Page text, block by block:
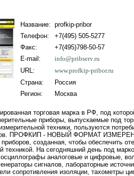
Название: profkip-pribor
Телефон:
+7(495) 505-5277
Факс:
+7(495)798-50-57
E-mail:
info@pribserv.ru
URL:
www.profkip-pribor.ru
Страна:
Россия
Регион:
Москва
торговая марка в РФ, под
приборы, выпускаемые под
техники, пользуются
ПРОФКИП - НОВЫЙ ФОРМАТ
созданная, чтобы обеспечить
техникой. На сегодняшний день под
осциллографы аналоговые и цифровые,
сигналов, лабораторные
сопротивления изоляции, тахометры